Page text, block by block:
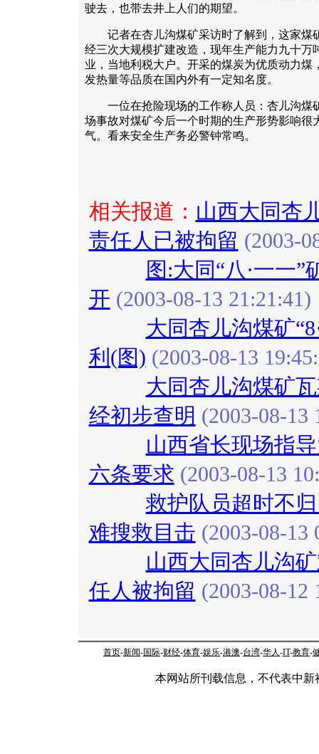
驶去，也带去井上人们的期望。
记者在杏儿沟煤矿采访时了解到，这家煤
经三次大规模扩建改造，现年生产能力九十万
业，当地利税大户。开采的煤炭为优质动力煤
发热量等品质在国内外有一定知名度。
一位在抢险现场的工作称人员：杏儿沟煤
场事故对煤矿今后一个时期的生产形势影响很
气。看来安全生产务必警钟常鸣。
相关报道： 山西大同杏
责任人已被拘留 (2003-
图:大同“八·一一
开 (2003-08-13 21:21:41)
大同杏儿沟煤矿
利(图) (2003-08-13
大同杏儿沟煤矿
经初步查明 (2003-08-13
山西省长现场指
六条要求 (2003-08-13
救护队员超时不
难搜救目击 (2003-08-13
山西大同杏儿沟
任人被拘留 (2003-08-12
首页-新闻-国际-财经-体育-娱乐-港澳-台湾-华人-IT-教育-
本网站所刊载信息，不代表中